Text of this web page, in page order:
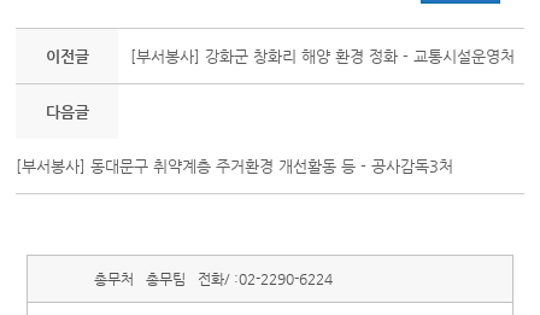
이전글 [부서봉사] 강화군 창화리 해양 환경 정화 - 교통시설운영처
다음글
[부서봉사] 동대문구 취약계층 주거환경 개선활동 등 - 공사감독3처
총무처 총무팀 전화/ :02-2290-6224